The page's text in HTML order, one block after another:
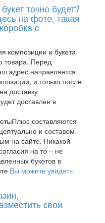
точно будет?
на фото, такая
с
композиции и букета
товара. Перед
адрес направляется
и только после
доставку
доставлен в
составляются
и составом
на сайте. Никакой
на то – не
букетов в
Вы можете увидеть
свои